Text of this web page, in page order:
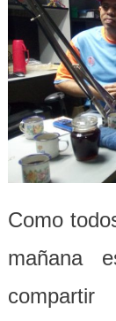
Como
mañana